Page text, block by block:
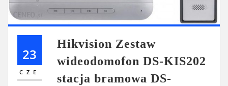
23
CZE
Hikvision Zestaw
wideodomofon DS-KIS202
stacja bramowa DS-